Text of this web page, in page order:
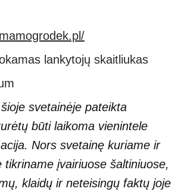
svetainėje pateikta
būti laikoma vienintele
Nors svetainę kuriame ir
tikriname įvairiuose šaltiniuose,
klaidų ir neteisingų faktų joje